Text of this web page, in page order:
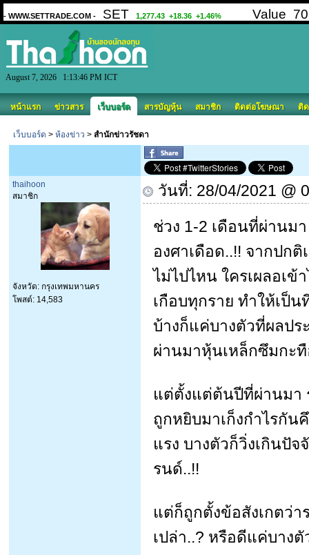
August 7, 2026 1:13:46 PM ICT
หน้าแรก ข่าวสาร เว็บบอร์ด สารบัญหุ้น สมาชิก ติดต่อโฆษณา ติ
เว็บบอร์ด > ห้องข่าว > สำนักข่าวรัชดา
thaihoon
สมาชิก
จังหวัด: กรุงเทพมหานคร
โพสต์: 14,583
วันที่: 28/04/2021 @
ช่วง 1-2 เดือนที่ผ่านม
องศาเดือด..!! จากปก
ไม่ไปไหน ใครเผลอเ
เกือบทุกราย ทำให้เป็
บ้างก็แค่บางตัวที่ผลป
ผ่านมาหุ้นเหล็กซึมกะ
แต่ตั้งแต่ต้นปีที่ผ่านมา
ถูกหยิบมาเก็งกำไรกัน
แรง บางตัวก็วิ่งเกินปั
รนด์..!!
แต่ก็ถูกตั้งข้อสังเกตว่
เปล่า..? หรือดีแค่บาง